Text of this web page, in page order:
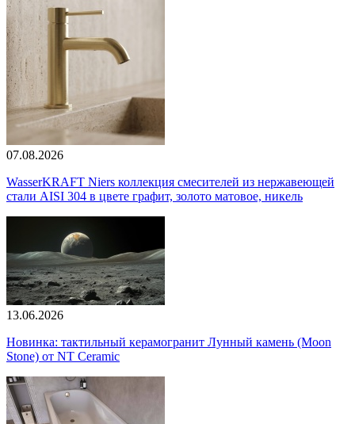
07.08.2026
WasserKRAFT Niers коллекция смесителей из нержавеющей
стали AISI 304 в цвете графит, золото матовое, никель
13.06.2026
Новинка: тактильный керамогранит Лунный камень (Moon
Stone) от NT Ceramic